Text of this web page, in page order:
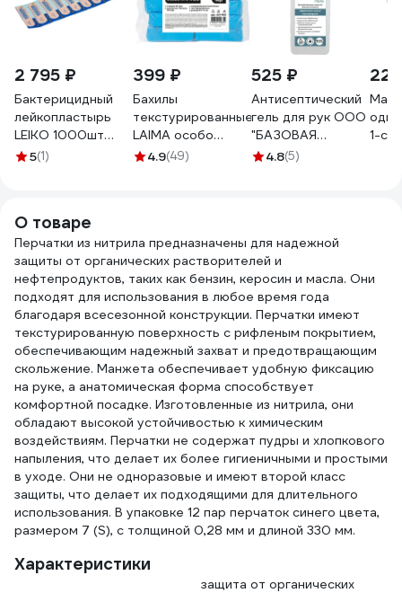
2 795 ₽
Бактерицидный
лейкопластырь
LEIKO 1000шт
1,9х7,2 см на
630249
5(1)
399 ₽
Бахилы
текстурированные
LAIMA особо
прочные 40x15см,
4.9(49)
525 ₽
Антисептический
гель для рук ООО
"БАЗОВАЯ
ДЕЗИНФЕКЦИЯ"
4.8(5)
1-
О товаре
Перчатки из нитрила предназначены для надежной
защиты от органических растворителей и
нефтепродуктов, таких как бензин, керосин и масла. Они
подходят для использования в любое время года
благодаря всесезонной конструкции. Перчатки имеют
текстурированную поверхность с рифленым покрытием,
обеспечивающим надежный захват и предотвращающим
скольжение. Манжета обеспечивает удобную фиксацию
на руке, а анатомическая форма способствует
комфортной посадке. Изготовленные из нитрила, они
обладают высокой устойчивостью к химическим
воздействиям. Перчатки не содержат пудры и хлопкового
напыления, что делает их более гигиеничными и простыми
в уходе. Они не одноразовые и имеют второй класс
защиты, что делает их подходящими для длительного
использования. В упаковке 12 пар перчаток синего цвета,
размером 7 (S), с толщиной 0,28 мм и длиной 330 мм.
Характеристики
защита от органических